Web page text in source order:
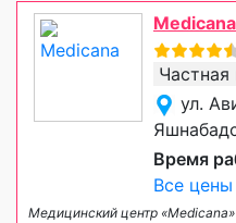
Medicana
Частная
ул.
Время
Все цены
Медицинский центр